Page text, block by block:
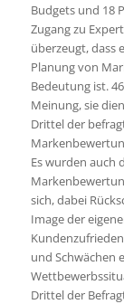
Budgets und 18
Zugang zu
überzeugt, dass
Planung von
Bedeutung ist.
Meinung, sie
Drittel der
Es wurden auch
sich, dabei
Image der
und Schwächen
Drittel der